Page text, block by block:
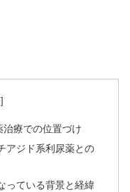
治療での位置づけ
アジド系利尿薬との
っている背景と経緯